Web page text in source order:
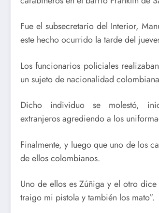
Fue el subsecretario del Interior,
este hecho ocurrido la tarde del
Los funcionarios policiales
un sujeto de nacionalidad
Dicho individuo se molestó,
extranjeros agrediendo a los
Finalmente, y luego que uno de los
de ellos colombianos.
Uno de ellos es Zúñiga y el otro
traigo mi pistola y también los mato”.